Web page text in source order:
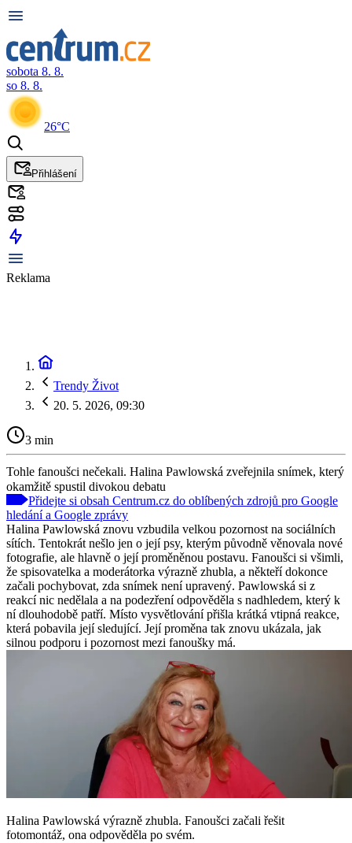
sobota 8. 8.
so 8. 8.
26°C
Přihlášení
Reklama
Trendy Život
20. 5. 2026, 09:30
3 min
Tohle fanoušci nečekali. Halina Pawlowská zveřejnila snímek, který
okamžitě spustil divokou debatu
Přidejte si obsah Centrum.cz do oblíbených zdrojů pro Google
hledání a Google zprávy
Halina Pawlowská znovu vzbudila velkou pozornost na sociálních
sítích. Tentokrát nešlo jen o její psy, kterým původně věnovala nové
fotografie, ale hlavně o její proměněnou postavu. Fanoušci si všimli,
že spisovatelka a moderátorka výrazně zhubla, a někteří dokonce
začali pochybovat, zda snímek není upravený. Pawlowská si z
reakcí nic nedělala a na podezření odpověděla s nadhledem, který k
ní dlouhodobě patří. Místo vysvětlování přišla krátká vtipná reakce,
která pobavila její sledující. Její proměna tak znovu ukázala, jak
silnou podporu i pozornost mezi fanoušky má.
Halina Pawlowská výrazně zhubla. Fanoušci začali řešit
fotomontáž, ona odpověděla po svém.